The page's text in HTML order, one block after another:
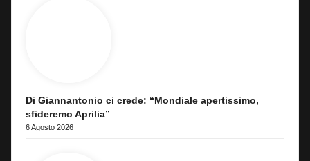
Di Giannantonio ci crede: “Mondiale apertissimo,
sfideremo Aprilia”
6 Agosto 2026